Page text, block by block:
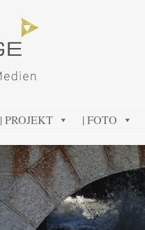
| PROJEKT | FOTO